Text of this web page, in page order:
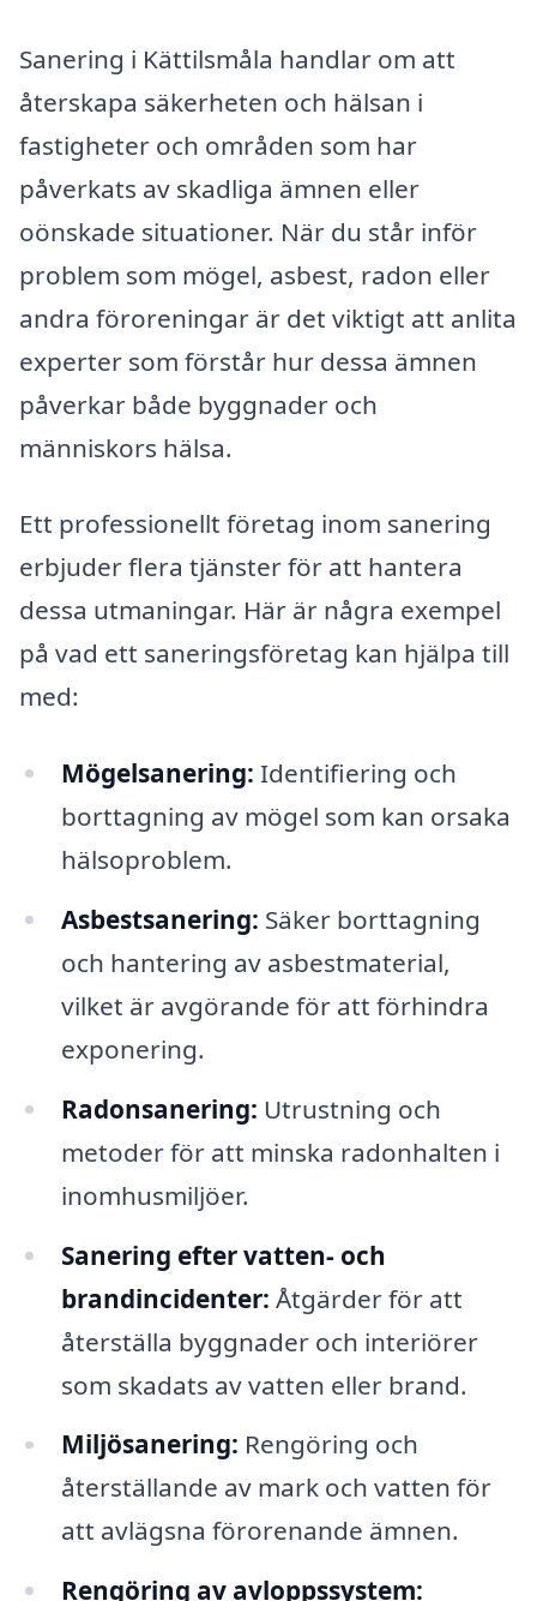
Sanering i Kättilsmåla handlar om att
återskapa säkerheten och hälsan i
fastigheter och områden som har
påverkats av skadliga ämnen eller
oönskade situationer. När du står inför
problem som mögel, asbest, radon eller
andra föroreningar är det viktigt att anlita
experter som förstår hur dessa ämnen
påverkar både byggnader och
människors hälsa.
Ett professionellt företag inom sanering
erbjuder flera tjänster för att hantera
dessa utmaningar. Här är några exempel
på vad ett saneringsföretag kan hjälpa till
med:
Mögelsanering: Identifiering och
borttagning av mögel som kan orsaka
hälsoproblem.
Asbestsanering: Säker borttagning
och hantering av asbestmaterial,
vilket är avgörande för att förhindra
exponering.
Radonsanering: Utrustning och
metoder för att minska radonhalten i
inomhusmiljöer.
Sanering efter vatten- och
brandincidenter: Åtgärder för att
återställa byggnader och interiörer
som skadats av vatten eller brand.
Miljösanering: Rengöring och
återställande av mark och vatten för
att avlägsna förorenande ämnen.
Rengöring av avloppssystem: